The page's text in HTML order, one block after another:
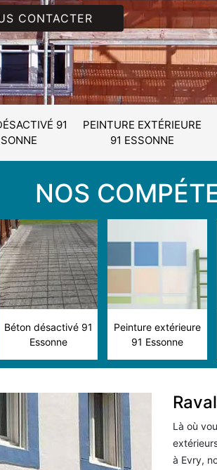
CONTACTER
91
PEINTURE EXTÉRIEURE
91 ESSONNE
NOS
Béton désactivé 91
Essonne
Peinture extérieure
91 Essonne
Là où
à Evry,